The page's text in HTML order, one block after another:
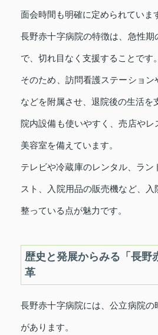
面会時間も明確に定められていま
長野赤十字病院の特徴は、急性期
で、切れ目なく支援することです。
そのため、訪問看護ステーショ
などを附属させ、退院後の生活を
院内設備も使いやすく、売店やレ
美容室を備えています。
テレビや冷蔵庫のレンタル、ラン
スト、入院用品の販売機など、入
整っている点が魅力です。
歴史と発展からみる「長野
革
長野赤十字病院には、公立病院の
があります。